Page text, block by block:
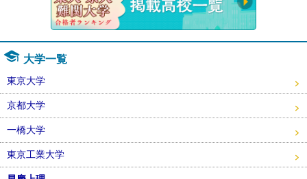
大学一覧
東京大学
京都大学
一橋大学
東京工業大学